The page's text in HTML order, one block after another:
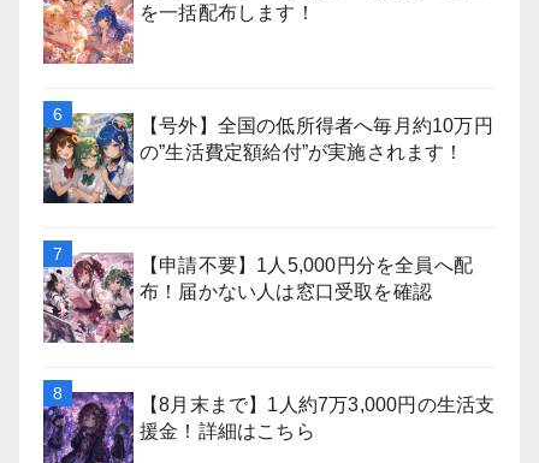
を一括配布します！
【号外】全国の低所得者へ毎月約10万円
の”生活費定額給付”が実施されます！
【申請不要】1人5,000円分を全員へ配
布！届かない人は窓口受取を確認
【8月末まで】1人約7万3,000円の生活支
援金！詳細はこちら